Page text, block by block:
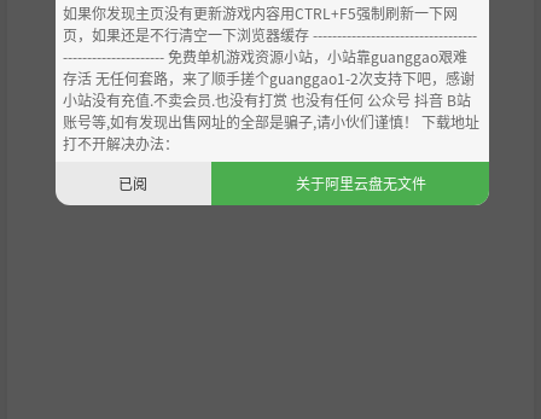
如果你发现主页没有更新游戏内容用CTRL+F5强制刷新一下网
页，如果还是不行清空一下浏览器缓存 ----------------------------------
--------------------- 免费单机游戏资源小站，小站靠guanggao艰难
存活 无任何套路，来了顺手搓个guanggao1-2次支持下吧，感谢
小站没有充值.不卖会员.也没有打赏 也没有任何 公众号 抖音 B站
账号等,如有发现出售网址的全部是骗子,请小伙们谨慎！ 下载地址
打不开解决办法：
已阅
关于阿里云盘无文件